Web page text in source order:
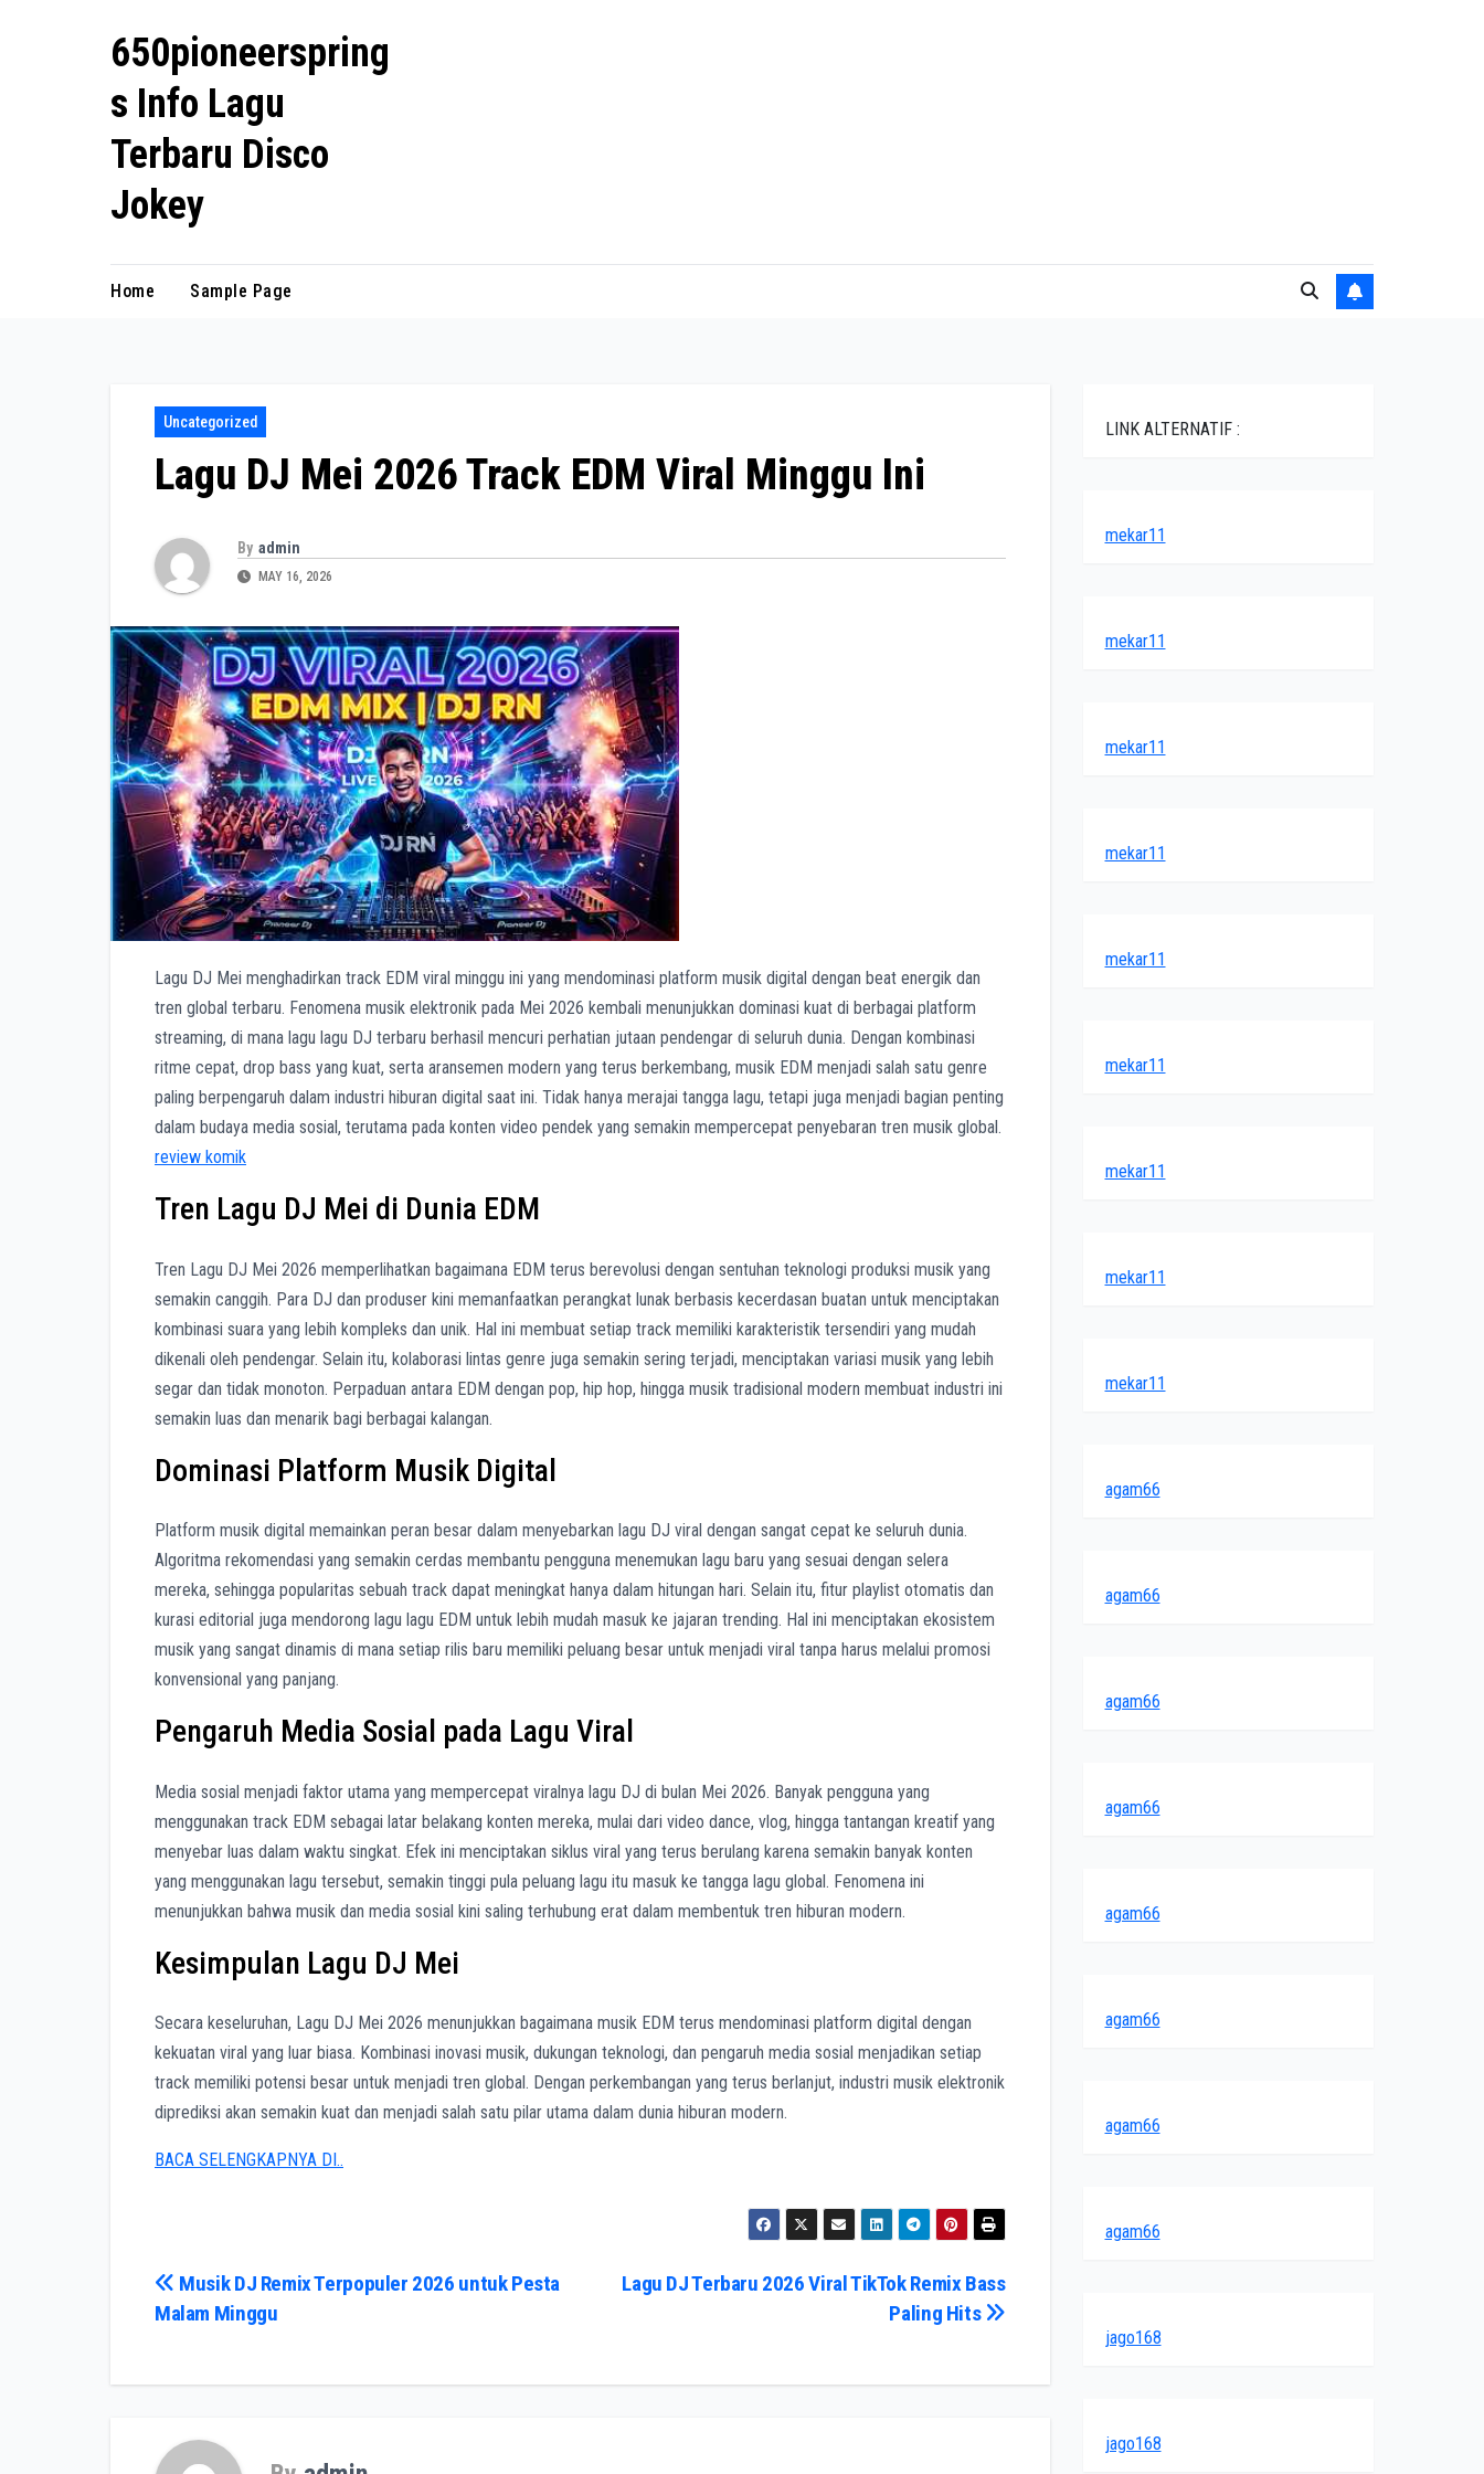
650pioneerspring
s Info Lagu
Terbaru Disco
Jokey
Home Sample Page
Uncategorized
Lagu DJ Mei 2026 Track EDM Viral Minggu Ini
By admin
MAY 16, 2026
Lagu DJ Mei menghadirkan track EDM viral minggu ini yang mendominasi platform musik digital dengan beat energik dan
tren global terbaru. Fenomena musik elektronik pada Mei 2026 kembali menunjukkan dominasi kuat di berbagai platform
streaming, di mana lagu lagu DJ terbaru berhasil mencuri perhatian jutaan pendengar di seluruh dunia. Dengan kombinasi
ritme cepat, drop bass yang kuat, serta aransemen modern yang terus berkembang, musik EDM menjadi salah satu genre
paling berpengaruh dalam industri hiburan digital saat ini. Tidak hanya merajai tangga lagu, tetapi juga menjadi bagian penting
dalam budaya media sosial, terutama pada konten video pendek yang semakin mempercepat penyebaran tren musik global.
review komik
Tren Lagu DJ Mei di Dunia EDM
Tren Lagu DJ Mei 2026 memperlihatkan bagaimana EDM terus berevolusi dengan sentuhan teknologi produksi musik yang
semakin canggih. Para DJ dan produser kini memanfaatkan perangkat lunak berbasis kecerdasan buatan untuk menciptakan
kombinasi suara yang lebih kompleks dan unik. Hal ini membuat setiap track memiliki karakteristik tersendiri yang mudah
dikenali oleh pendengar. Selain itu, kolaborasi lintas genre juga semakin sering terjadi, menciptakan variasi musik yang lebih
segar dan tidak monoton. Perpaduan antara EDM dengan pop, hip hop, hingga musik tradisional modern membuat industri ini
semakin luas dan menarik bagi berbagai kalangan.
Dominasi Platform Musik Digital
Platform musik digital memainkan peran besar dalam menyebarkan lagu DJ viral dengan sangat cepat ke seluruh dunia.
Algoritma rekomendasi yang semakin cerdas membantu pengguna menemukan lagu baru yang sesuai dengan selera
mereka, sehingga popularitas sebuah track dapat meningkat hanya dalam hitungan hari. Selain itu, fitur playlist otomatis dan
kurasi editorial juga mendorong lagu lagu EDM untuk lebih mudah masuk ke jajaran trending. Hal ini menciptakan ekosistem
musik yang sangat dinamis di mana setiap rilis baru memiliki peluang besar untuk menjadi viral tanpa harus melalui promosi
konvensional yang panjang.
Pengaruh Media Sosial pada Lagu Viral
Media sosial menjadi faktor utama yang mempercepat viralnya lagu DJ di bulan Mei 2026. Banyak pengguna yang
menggunakan track EDM sebagai latar belakang konten mereka, mulai dari video dance, vlog, hingga tantangan kreatif yang
menyebar luas dalam waktu singkat. Efek ini menciptakan siklus viral yang terus berulang karena semakin banyak konten
yang menggunakan lagu tersebut, semakin tinggi pula peluang lagu itu masuk ke tangga lagu global. Fenomena ini
menunjukkan bahwa musik dan media sosial kini saling terhubung erat dalam membentuk tren hiburan modern.
Kesimpulan Lagu DJ Mei
Secara keseluruhan, Lagu DJ Mei 2026 menunjukkan bagaimana musik EDM terus mendominasi platform digital dengan
kekuatan viral yang luar biasa. Kombinasi inovasi musik, dukungan teknologi, dan pengaruh media sosial menjadikan setiap
track memiliki potensi besar untuk menjadi tren global. Dengan perkembangan yang terus berlanjut, industri musik elektronik
diprediksi akan semakin kuat dan menjadi salah satu pilar utama dalam dunia hiburan modern.
BACA SELENGKAPNYA DI..
Post
navigation
Lagu DJ Terbaru 2026 Viral TikTok Remix Bass
Paling Hits
Musik DJ Remix Terpopuler 2026 untuk Pesta
Malam Minggu
LINK ALTERNATIF :
mekar11
mekar11
mekar11
mekar11
mekar11
mekar11
mekar11
mekar11
mekar11
agam66
agam66
agam66
agam66
agam66
agam66
agam66
agam66
jago168
jago168